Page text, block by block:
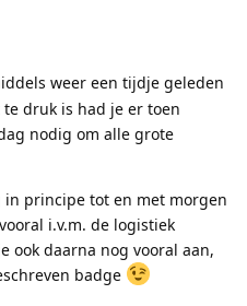
weer een tijdje geleden
druk is had je er toen
nodig om alle grote
principe tot en met morgen
i.v.m. de logistiek
ook daarna nog vooral aan,
badge